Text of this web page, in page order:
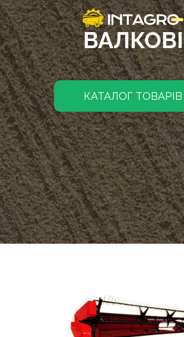
ВАЛКОВІ
КАТАЛОГ ТОВАРІВ